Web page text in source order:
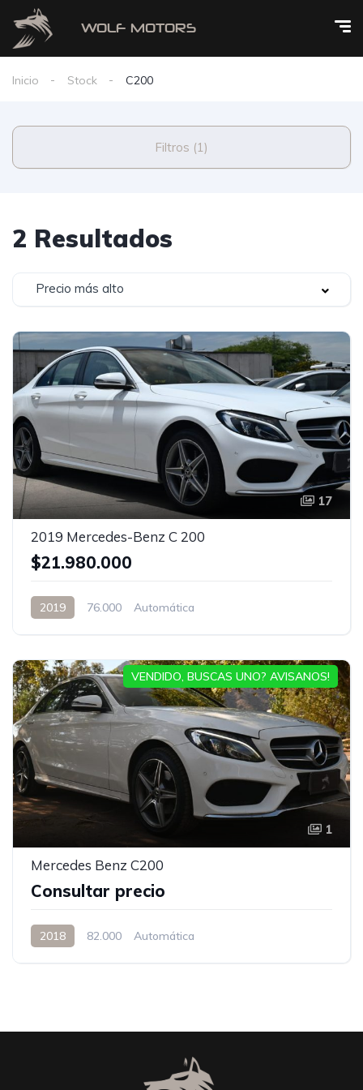
Inicio Stock C200
Filtros (1)
2 Resultados
Precio más alto
17
2019 Mercedes-Benz C 200
$21.980.000
2019 76.000 Automática
1
Mercedes Benz C200
Consultar precio
2018 82.000 Automática
VENDIDO, BUSCAS UNO? AVISANOS!